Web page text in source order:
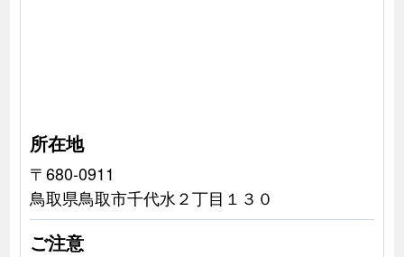
所在地
〒680-0911
鳥取県鳥取市千代水２丁目１３０
ご注意